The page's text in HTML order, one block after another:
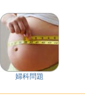
婦科問題